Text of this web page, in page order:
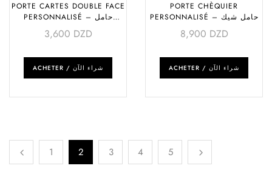
PORTE CARTES DOUBLE FACE
PERSONNALISÉ – حامل
بطاقات حجم كبير
3,600 DZD
ACHETER / شراء الآن
PORTE CHÈQUIER
PERSONNALISÉ – حامل شيك
8,900 DZD
ACHETER / شراء الآن
1 2 3 4 5